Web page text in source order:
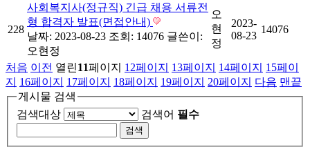
228
사회복지사(정규직) 긴급 채용 서류전
형 합격자 발표(면접안내)
날짜: 2023-08-23 조회: 14076 글쓴이:
오현정
오
현
정
2023-
08-23
14076
처음 이전 열린11페이지 12페이지 13페이지 14페이지 15페이
지
16페이지 17페이지 18페이지 19페이지 20페이지 다음 맨끝
게시물 검색
검색대상
검색어 필수